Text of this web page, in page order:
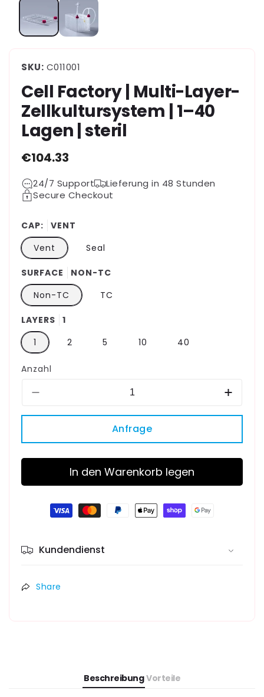
SKU: C011001
Cell Factory | Multi-Layer-
Zellkultursystem | 1–40
Lagen | steril
Normaler
€104.33
24/7 Support
Lieferung in 48 Stunden
Secure Checkout
CAP:
VENT
Vent
Seal
SURFACE
NON-TC
Non-TC
TC
LAYERS
1
1
2 5 10 40
Anzahl
Cell
Factory
Multi-
Zellkultursystem
40
steril
Erhöhe
Cell
Factory
Multi-
Anfrage
In den Warenkorb legen
Zahlungsmethoden
Kundendienst
Share
Beschreibung Vorteile